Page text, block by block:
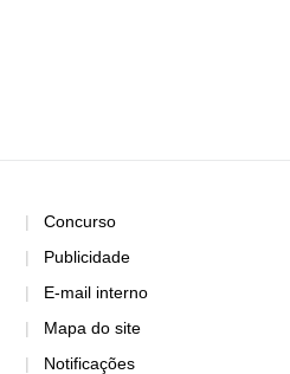
Concurso
Publicidade
E-mail interno
Mapa do site
Notificações